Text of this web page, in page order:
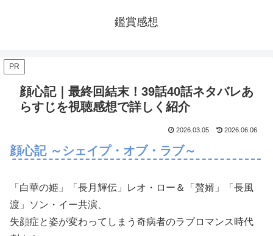
鑑賞感想
PR
顔心記｜最終回結末！39話40話ネタバレあ
らすじを視聴感想で詳しく紹介
2026.03.05 2026.06.06
顔心記 ～シェイプ・オブ・ラブ～
「白華の姫」「長月輝伝」レオ・ロー＆「贅婿」「長風
渡」ソン・イー共演、
失顔症と姿が変わってしまう奇病者のラブロマンス時代